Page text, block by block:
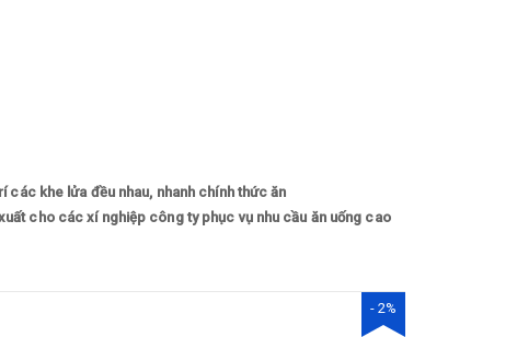
các khe lửa đều nhau, nhanh chính thức ăn
cho các xí nghiệp công ty phục vụ nhu cầu ăn uống cao
- 2%